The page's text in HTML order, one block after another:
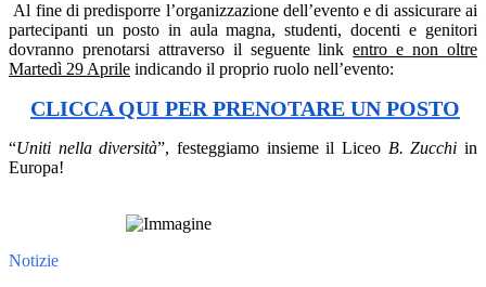
Al fine di predisporre l’organizzazione dell’evento e di assicurare ai
partecipanti un posto in aula magna, studenti, docenti e genitori
dovranno prenotarsi attraverso il seguente linkentro e non oltre
Martedì 29 Aprile indicando il proprio ruolo nell’evento:
CLICCA QUI PER PRENOTARE UN POSTO
“Uniti nella diversità”, festeggiamo insieme il Liceo B. Zucchi in
Europa!
Notizie